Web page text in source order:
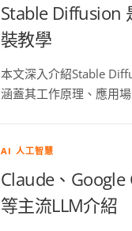
Stable Diffusion
裝教學
本文深入介紹Stable
涵蓋其工作原理、應用
AI 人工智慧
Claude、
等主流LLM介紹